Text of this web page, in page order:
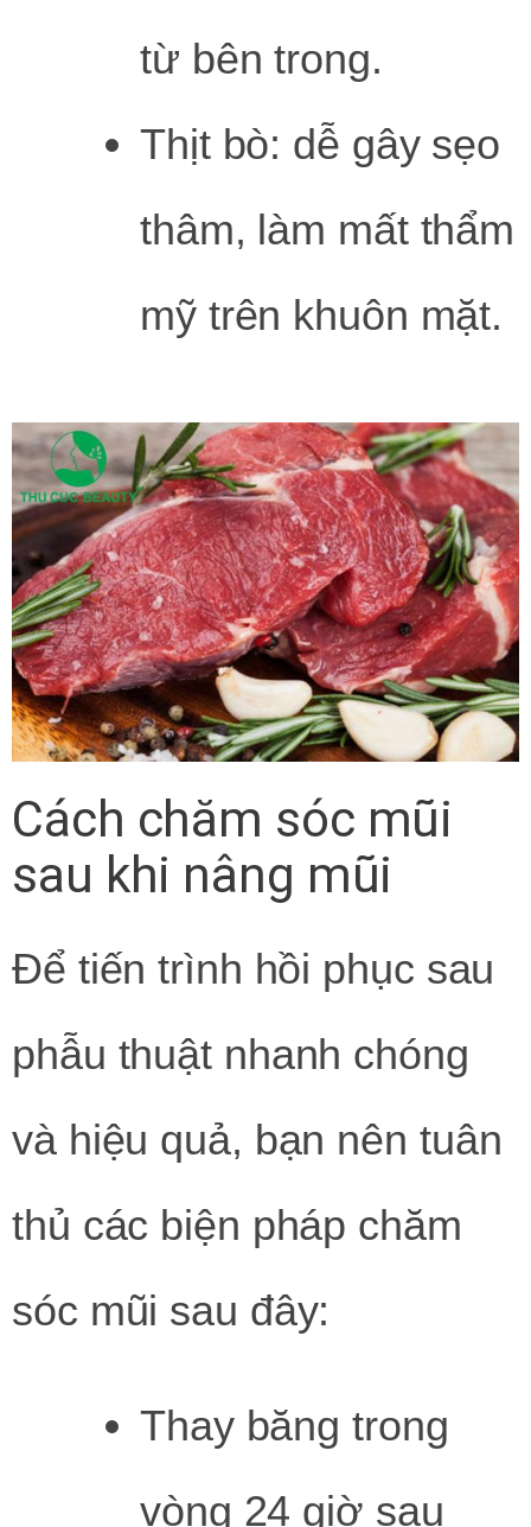
từ bên trong.
Thịt bò: dễ gây sẹo
thâm, làm mất thẩm
mỹ trên khuôn mặt.
Cách chăm sóc mũi
sau khi nâng mũi
Để tiến trình hồi phục sau
phẫu thuật nhanh chóng
và hiệu quả, bạn nên tuân
thủ các biện pháp chăm
sóc mũi sau đây:
Thay băng trong
vòng 24 giờ sau